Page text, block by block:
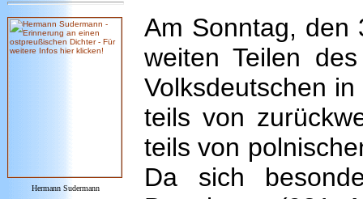
Hermann Sudermann
Am Sonntag, den
weiten Teilen
Volksdeutschen
teils von
teils von
Da sich